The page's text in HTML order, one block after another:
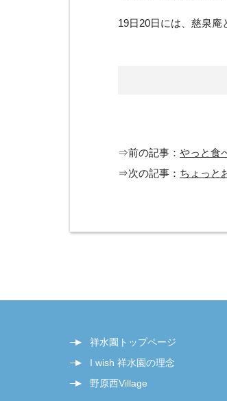
19日20日には、慈泉庵
⇒前の記事： やっと食
⇒次の記事： ちょっ
祥水園トップページ
I wish 祥水園の理念
野原西Village